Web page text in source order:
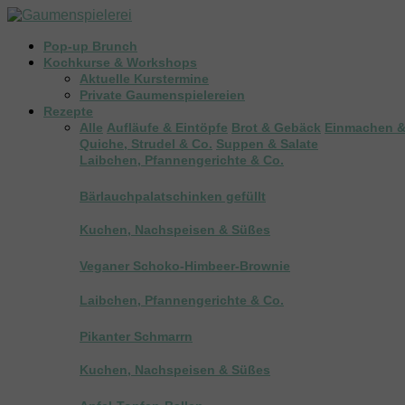
Pop-up Brunch
Kochkurse & Workshops
Aktuelle Kurstermine
Private Gaumenspielereien
Rezepte
Alle Aufläufe & Eintöpfe Brot & Gebäck Einmachen
Quiche, Strudel & Co. Suppen & Salate
Laibchen, Pfannengerichte & Co.
Bärlauchpalatschinken gefüllt
Kuchen, Nachspeisen & Süßes
Veganer Schoko-Himbeer-Brownie
Laibchen, Pfannengerichte & Co.
Pikanter Schmarrn
Kuchen, Nachspeisen & Süßes